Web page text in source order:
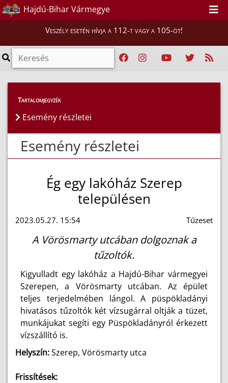
Hajdú-Bihar Vármegye
Veszély esetén hívja a 112-t vagy a 105-öt!
Esemény részletei
Tartalomjegyzék
Esemény részletei
Esemény részletei
Ég egy lakóház Szerep
településen
2023.05.27. 15:54 Tűzeset
A Vörösmarty utcában dolgoznak a
tűzoltók.
Kigyulladt egy lakóház a Hajdú-Bihar vármegyei
Szerepen, a Vörösmarty utcában. Az épület
teljes terjedelmében lángol. A püspökladányi
hivatásos tűzoltók két vízsugárral oltják a tüzet,
munkájukat segíti egy Püspökladányról érkezett
vízszállító is.
Helyszín:Szerep, Vörösmarty utca
Frissítések: